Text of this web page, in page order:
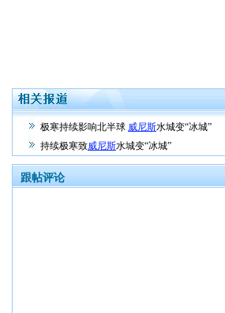
极寒持续影响北半球 威尼斯水城变“冰城”
持续极寒致威尼斯水城变“冰城”
跟帖评论